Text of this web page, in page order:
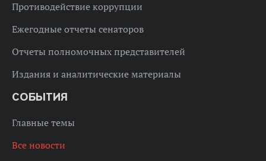
Противодействие коррупции
Ежегодные отчеты сенаторов
Отчеты полномочных представителей
Издания и аналитические материалы
СОБЫТИЯ
Главные темы
Все новости